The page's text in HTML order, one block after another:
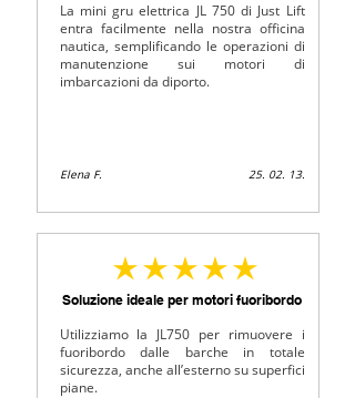
La mini gru elettrica JL 750 di Just Lift
entra facilmente nella nostra officina
nautica, semplificando le operazioni di
manutenzione sui motori di
imbarcazioni da diporto.
Elena F. 25. 02. 13.
az átlagos értékelés 5 az 5-ből
Soluzione ideale per motori fuoribordo
Utilizziamo la JL750 per rimuovere i
fuoribordo dalle barche in totale
sicurezza, anche all’esterno su superfici
piane.